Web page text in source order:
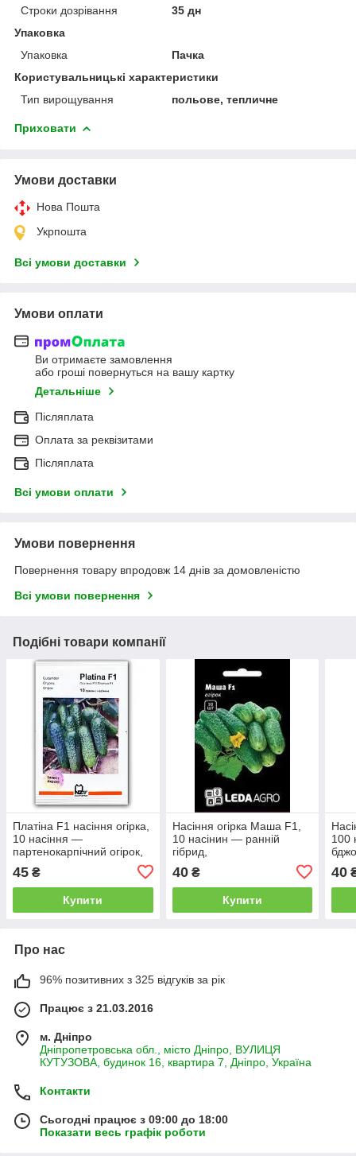
Строки дозрівання
35 дн
Упаковка
Упаковка
Пачка
Користувальницькі характеристики
Тип вирощування
польове, тепличне
Приховати
Умови доставки
Нова Пошта
Укрпошта
Всі умови доставки
Умови оплати
Ви отримаєте замовлення
або гроші повернуться на вашу картку
Детальніше
Післяплата
Оплата за реквізитами
Післяплата
Всі умови оплати
Умови повернення
Повернення товару впродовж 14 днів за домовленістю
Всі умови повернення
Подібні товари компанії
Платіна F1 насіння огірка,
10 насіння —
партенокарпічний огірок,
45 ₴
Купити
Насіння огірка Маша F1,
10 насінин — ранній
гібрид,
партенокарпічний,LEDAAGRO
40₴
Купити
100
(45-
40
Про нас
96% позитивних з 325 відгуків за рік
Працює з 21.03.2016
м. Дніпро
Дніпропетровська обл., місто Дніпро, ВУЛИЦЯ
КУТУЗОВА, будинок 16, квартира 7, Дніпро, Україна
Контакти
Сьогодні працює з 09:00 до 18:00
Показати весь графік роботи